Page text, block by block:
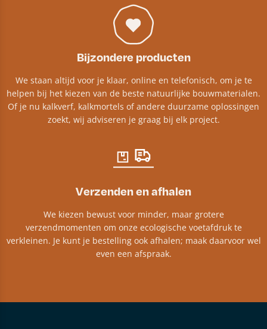
Bijzondere producten
We staan altijd voor je klaar, online en telefonisch, om je te
helpen bij het kiezen van de beste natuurlijke bouwmaterialen.
Of je nu kalkverf, kalkmortels of andere duurzame oplossingen
zoekt, wij adviseren je graag bij elk project.​
Verzenden en afhalen
We kiezen bewust voor minder, maar grotere
verzendmomenten om onze ecologische voetafdruk te
verkleinen. Je kunt je bestelling ook afhalen; maak daarvoor wel
even een afspraak.